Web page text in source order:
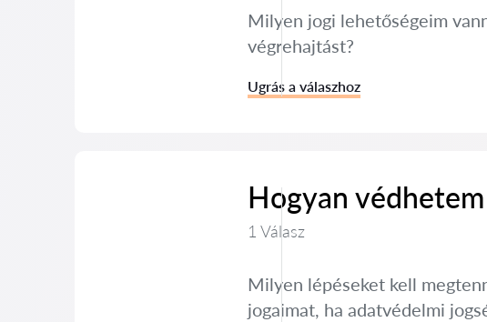
Milyen jogi lehetőségeim
végrehajtást?
Ugrás a válaszhoz
Hogyan
1 Válasz
Milyen lépéseket kell
jogaimat, ha adatvédelmi